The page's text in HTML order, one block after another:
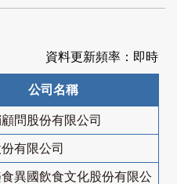
資料更新頻率：即時
公司名稱
問股份有限公司
有限公司
異國飲食文化股份有限公